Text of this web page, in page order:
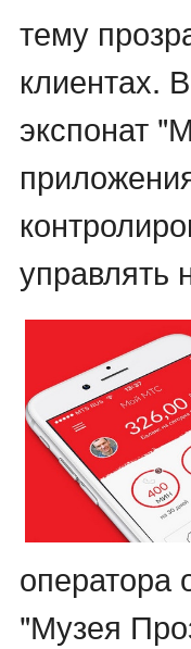
тему
клиентах.
экспонат
управлять
оператора
"Музея